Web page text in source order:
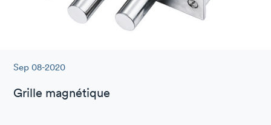
Sep 08-2020
Grille magnétique